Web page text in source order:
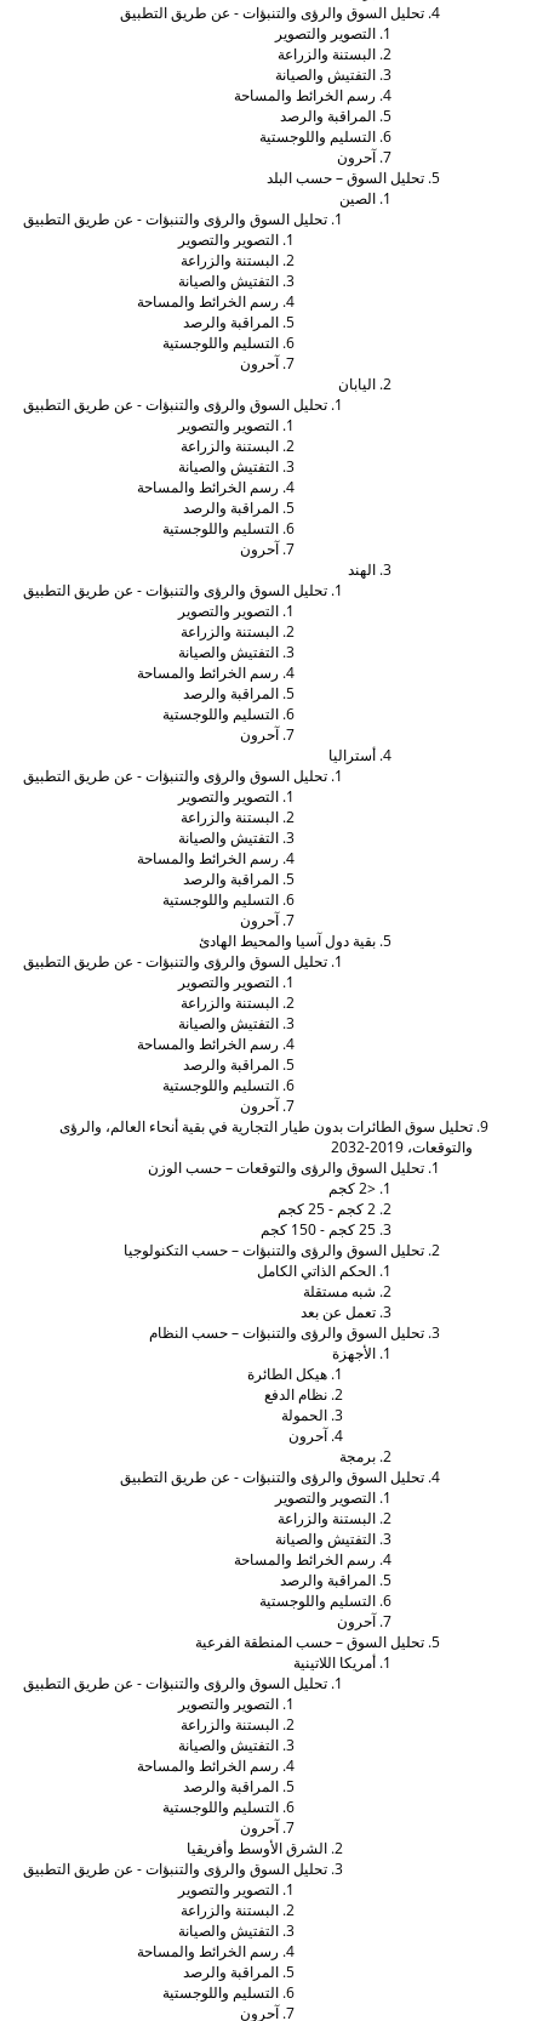
تحليل السوق والرؤى والتنبؤات - عن طريق التطبيق
التصوير والتصوير
البستنة والزراعة
التفتيش والصيانة
رسم الخرائط والمساحة
المراقبة والرصد
التسليم واللوجستية
تحليل السوق – حسب البلد
تحليل السوق والرؤى والتنبؤات - عن طريق التطبيق
التصوير والتصوير
البستنة والزراعة
التفتيش والصيانة
رسم الخرائط والمساحة
المراقبة والرصد
التسليم واللوجستية
تحليل السوق والرؤى والتنبؤات - عن طريق التطبيق
التصوير والتصوير
البستنة والزراعة
التفتيش والصيانة
رسم الخرائط والمساحة
المراقبة والرصد
التسليم واللوجستية
تحليل السوق والرؤى والتنبؤات - عن طريق التطبيق
التصوير والتصوير
البستنة والزراعة
التفتيش والصيانة
رسم الخرائط والمساحة
المراقبة والرصد
التسليم واللوجستية
تحليل السوق والرؤى والتنبؤات - عن طريق التطبيق
التصوير والتصوير
البستنة والزراعة
التفتيش والصيانة
رسم الخرائط والمساحة
المراقبة والرصد
التسليم واللوجستية
بقية دول آسيا والمحيط الهادئ
تحليل السوق والرؤى والتنبؤات - عن طريق التطبيق
التصوير والتصوير
البستنة والزراعة
التفتيش والصيانة
رسم الخرائط والمساحة
المراقبة والرصد
التسليم واللوجستية
تحليل سوق الطائرات بدون طيار التجارية في بقية أنحاء العالم، والرؤى
تحليل السوق والرؤى والتوقعات – حسب الوزن
تحليل السوق والرؤى والتنبؤات – حسب التكنولوجيا
الحكم الذاتي الكامل
شبه مستقلة
تعمل عن بعد
تحليل السوق والرؤى والتنبؤات – حسب النظام
هيكل الطائرة
نظام الدفع
تحليل السوق والرؤى والتنبؤات - عن طريق التطبيق
التصوير والتصوير
البستنة والزراعة
التفتيش والصيانة
رسم الخرائط والمساحة
المراقبة والرصد
التسليم واللوجستية
تحليل السوق – حسب المنطقة الفرعية
أمريكا اللاتينية
تحليل السوق والرؤى والتنبؤات - عن طريق التطبيق
التصوير والتصوير
البستنة والزراعة
التفتيش والصيانة
رسم الخرائط والمساحة
المراقبة والرصد
التسليم واللوجستية
الشرق الأوسط وأفريقيا
تحليل السوق والرؤى والتنبؤات - عن طريق التطبيق
التصوير والتصوير
البستنة والزراعة
التفتيش والصيانة
رسم الخرائط والمساحة
المراقبة والرصد
التسليم واللوجستية